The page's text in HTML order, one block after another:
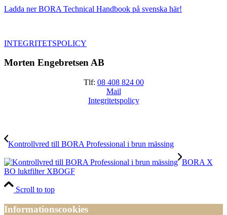
Ladda ner BORA Technical Handbook på svenska här!
INTEGRITETSPOLICY
Morten Engebretsen AB
Tlf: 08 408 824 00
Mail
Integritetspolicy
Kontrollvred till BORA Professional i brun mässing
BORA X
BO luktfilter XBOGF
Scroll to top
Informationscookies